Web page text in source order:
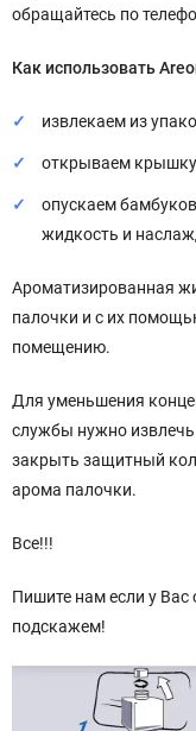
обращайтесь по
Как использовать
извлекаем из
открываем
опускаем
жидкость и
Ароматизированная
палочки и с их
помещению.
Для уменьшения
службы нужно
закрыть защитный
арома палочки.
Все!!!
Пишите нам если у Вас
подскажем!